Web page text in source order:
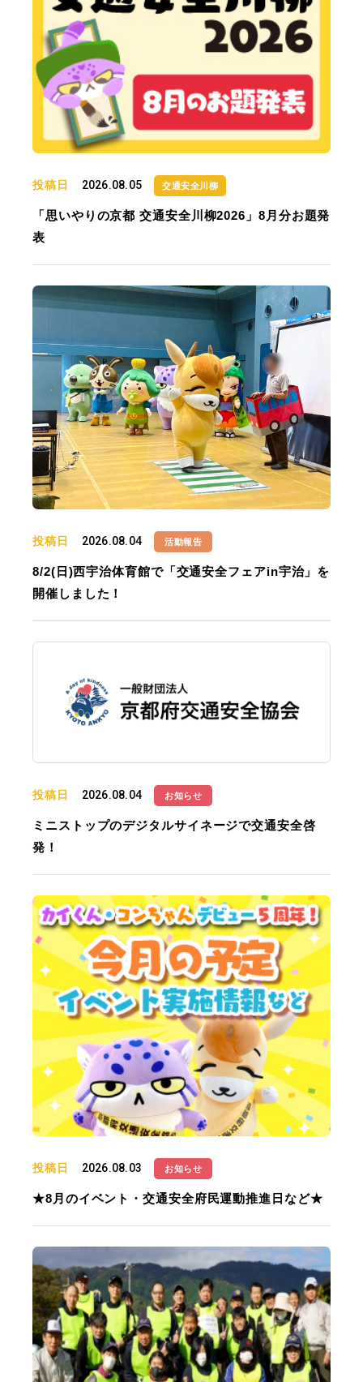
投稿日 2026.08.05 交通安全川柳
「思いやりの京都 交通安全川柳2026」8月分お題発
表
投稿日 2026.08.04 活動報告
8/2(日)西宇治体育館で「交通安全フェアin宇治」を
開催しました！
投稿日 2026.08.04 お知らせ
ミニストップのデジタルサイネージで交通安全啓
発！
投稿日 2026.08.03 お知らせ
★8月のイベント・交通安全府民運動推進日など★